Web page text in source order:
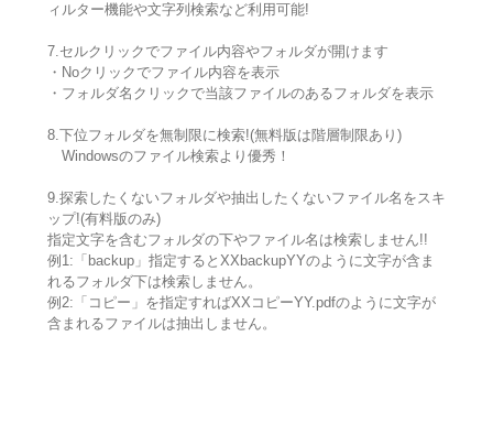
ィルター機能や文字列検索など利用可能!
7.セルクリックでファイル内容やフォルダが開けます
・Noクリックでファイル内容を表示
・フォルダ名クリックで当該ファイルのあるフォルダを表示
8.下位フォルダを無制限に検索!(無料版は階層制限あり)
Windowsのファイル検索より優秀！
9.探索したくないフォルダや抽出したくないファイル名をスキ
ップ!(有料版のみ)
指定文字を含むフォルダの下やファイル名は検索しません!!
例1:「backup」指定するとXXbackupYYのように文字が含ま
れるフォルダ下は検索しません。
例2:「コピー」を指定すればXXコピーYY.pdfのように文字が
含まれるファイルは抽出しません。